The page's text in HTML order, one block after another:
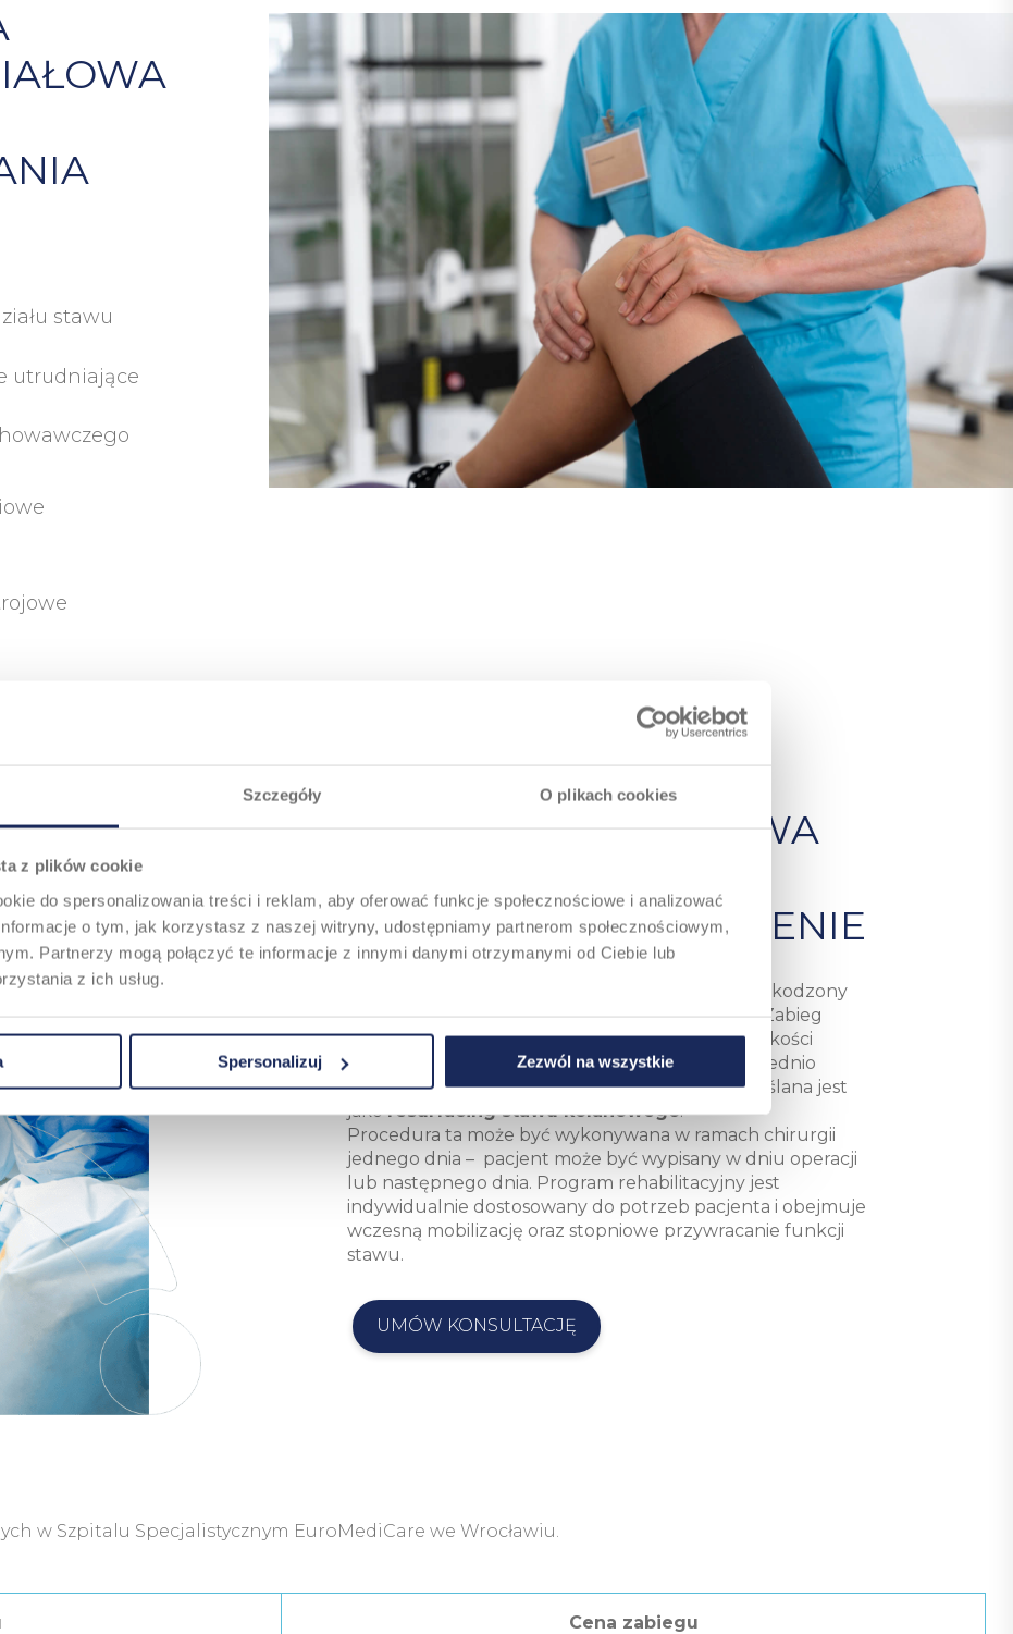
Szczegóły O plikach cookies
z plików cookie
do spersonalizowania treści i reklam, aby oferować funkcje społecznościowe i analizować
o tym, jak korzystasz z naszej witryny, udostępniamy partnerom społecznościowym,
Partnerzy mogą połączyć te informacje z innymi danymi otrzymanymi od Ciebie lub
z ich usług.
Spersonalizuj Zezwól na wszystkie
stawu
utrudniające
ENDOPROTEZA
JEDNOPRZEDZIAŁOWA
ZABIEGU ORAZ LECZENIE
Podczas operacji chirurg wymienia wyłącznie uszkodzony
przedział stawu, zachowując zdrowe struktury. Zabieg
polega na precyzyjnym ukształtowaniu końców kości
udowej i piszczelowej oraz wszczepieniu odpowiednio
dobranych implantów. Procedura ta często określana jest
jakoresurfacing stawu kolanowego.
Procedura ta może być wykonywana w ramach chirurgii
jednego dnia – pacjent może być wypisany w dniu operacji
lub następnego dnia. Program rehabilitacyjny jest
indywidualnie dostosowany do potrzeb pacjenta i obejmuje
wczesną mobilizację oraz stopniowe przywracanie funkcji
stawu.
UMÓW KONSULTACJĘ
w Szpitalu Specjalistycznym EuroMediCare we Wrocławiu.
Cena zabiegu